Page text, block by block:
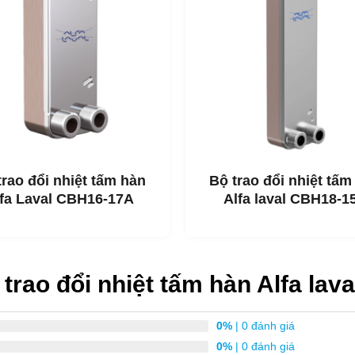
được kiểm tra áp suất và rò rỉ
thọ dài nhất có thể.
nhau để đáp ứng các
đổi nhiệt tấm hàn
Laval CBH16-17A
Bộ trao đổi nhiệt tấm
Alfa laval CBH18-
đổi nhiệt tấm hàn Alfa
0% | 0 đánh giá
0% | 0 đánh giá